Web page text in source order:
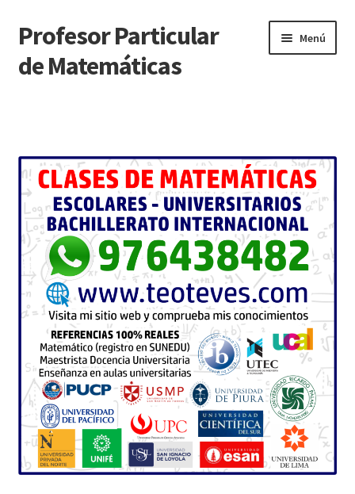
Ir
a
la
Ir
al
contenido
Profesor Particular
de Matemáticas
Menú